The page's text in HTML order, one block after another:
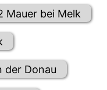
Mauer bei Melk
der Donau